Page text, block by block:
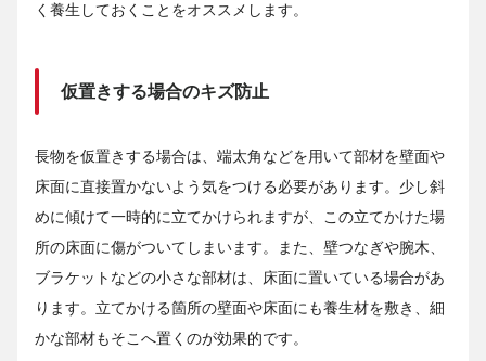
く養生しておくことをオススメします。
仮置きする場合のキズ防止
長物を仮置きする場合は、端太角などを用いて部材を壁面や
床面に直接置かないよう気をつける必要があります。少し斜
めに傾けて一時的に立てかけられますが、この立てかけた場
所の床面に傷がついてしまいます。また、壁つなぎや腕木、
ブラケットなどの小さな部材は、床面に置いている場合があ
ります。立てかける箇所の壁面や床面にも養生材を敷き、細
かな部材もそこへ置くのが効果的です。